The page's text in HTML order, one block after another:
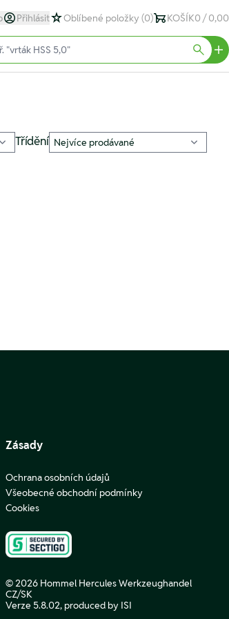
Přihlásit Oblíbené položky (0) KOŠÍK0 / 0,00
Třídění
Zásady
Ochrana osobních údajů
Všeobecné obchodní podmínky
Cookies
© 2026 Hommel Hercules Werkzeughandel
CZ/SK
Verze 5.8.02, produced by ISI